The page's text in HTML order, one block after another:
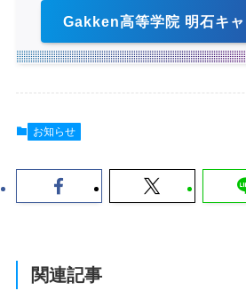
Gakken高等学院 明石キ
お知らせ
関連記事